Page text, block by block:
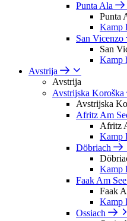
Punta Ala
Punta
Kamp
San Vicenzo
San
Kamp
Avstrija
Avstrija
Avstrijska Koroška
Avstrijska
Afritz Am
Afritz
Kamp
Döbriach
Kamp
Faak Am See
Faak
Kamp
Ossiach